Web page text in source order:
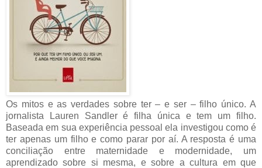
Os mitos e as verdades sobre ter – e ser – filho único. A
jornalista Lauren Sandler é filha única e tem um filho.
Baseada em sua experiência pessoal ela investigou como é
ter apenas um filho e como parar por aí. A resposta é uma
conciliação entre maternidade e modernidade, um
aprendizado sobre si mesma, e sobre a cultura em que